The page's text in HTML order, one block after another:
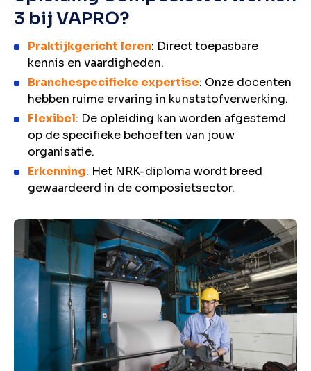
3 bij VAPRO?
Praktijkgericht leren: Direct toepasbare
kennis en vaardigheden.
Branchespecifieke expertise: Onze docenten
hebben ruime ervaring in kunststofverwerking.
Flexibel: De opleiding kan worden afgestemd
op de specifieke behoeften van jouw
organisatie.
Erkenning: Het NRK-diploma wordt breed
gewaardeerd in de composietsector.